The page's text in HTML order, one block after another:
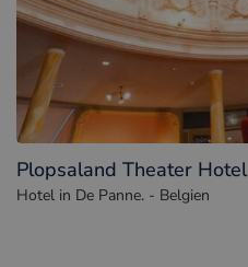
Plopsaland Theater Hotel
Hotel in De Panne. - Belgien